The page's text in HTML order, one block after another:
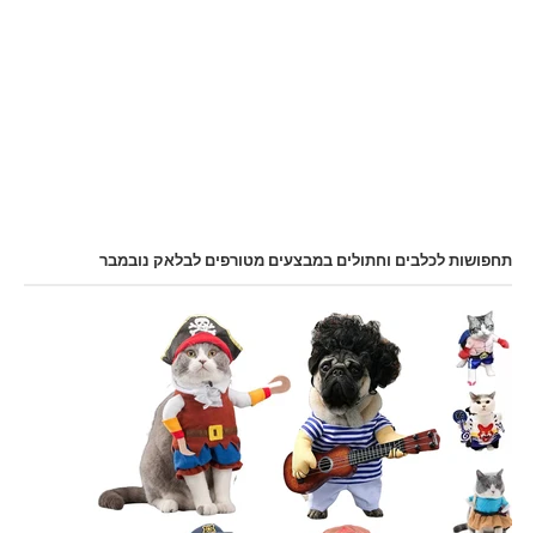
תחפושות לכלבים וחתולים במבצעים מטורפים לבלאק נובמבר